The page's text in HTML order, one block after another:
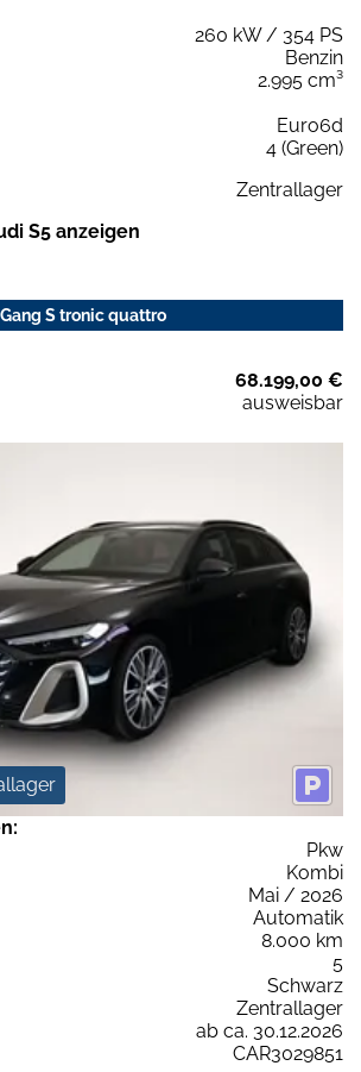
260 kW / 354 PS
Benzin
2.995 cm³
Euro6d
4 (Green)
Zentrallager
S5 anzeigen
S tronic quattro
68.199,00 €
ausweisbar
Pkw
Kombi
Mai / 2026
Automatik
8.000 km
5
Schwarz
Zentrallager
ab ca. 30.12.2026
CAR3029851